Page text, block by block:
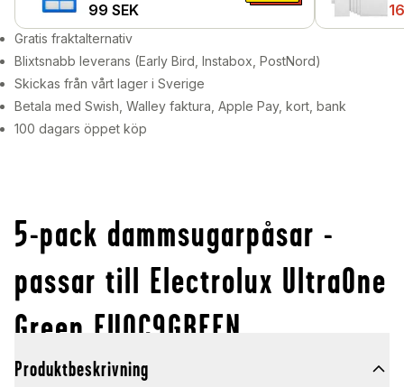
99 SEK
M1
Gratis fraktalternativ
Blixtsnabb leverans (Early Bird, Instabox, PostNord)
Skickas från vårt lager i Sverige
Betala med Swish, Walley faktura, Apple Pay, kort, bank
100 dagars öppet köp
5-pack dammsugarpåsar -
passar till Electrolux UltraOne
Green EUOC9GREEN
Produktbeskrivning